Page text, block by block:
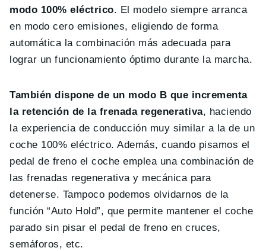
modo 100% eléctrico. El modelo siempre arranca
en modo cero emisiones, eligiendo de forma
automática la combinación más adecuada para
lograr un funcionamiento óptimo durante la marcha.
También dispone de un modo B que incrementa
la retención de la frenada regenerativa, haciendo
la experiencia de conducción muy similar a la de un
coche 100% eléctrico. Además, cuando pisamos el
pedal de freno el coche emplea una combinación de
las frenadas regenerativa y mecánica para
detenerse. Tampoco podemos olvidarnos de la
función “Auto Hold”, que permite mantener el coche
parado sin pisar el pedal de freno en cruces,
semáforos, etc.